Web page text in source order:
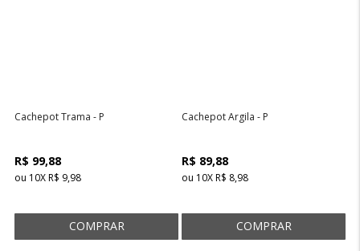
Cachepot Trama - P
R$ 99,88
ou 10XR$ 9,98
Cachepot Argila - P
R$ 89,88
ou 10XR$ 8,98